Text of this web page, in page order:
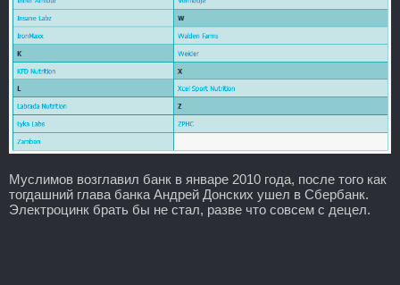
Муслимов возглавил банк в январе 2010 года, после того как
тогдашний глава банка Андрей Донских ушел в Сбербанк.
Электроцинк брать бы не стал, разве что совсем с децел.